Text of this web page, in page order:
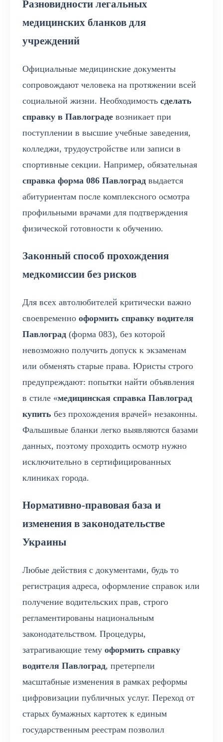
Разновидности легальных
медицинских бланков для
учреждений
Официальные медицинские документы
сопровождают человека на протяжении всей
социальной жизни. Необходимость сделать
справку в Павлограде возникает при
поступлении в высшие учебные заведения,
колледжи, трудоустройстве или записи в
спортивные секции. Например, обязательная
справка форма 086 Павлоград выдается
абитуриентам после комплексного осмотра
профильными врачами для подтверждения
физической готовности к обучению.
Законный способ прохождения
медкомиссии без рисков
Для всех автолюбителей критически важно
своевременно оформить справку водителя
Павлоград (форма 083), без которой
невозможно получить допуск к экзаменам
или обменять старые права. Юристы строго
предупреждают: попытки найти объявления
в стиле «медицинская справка Павлоград
купить без прохождения врачей» незаконны.
Фальшивые бланки легко выявляются базами
данных, поэтому проходить осмотр нужно
исключительно в сертифицированных
клиниках города.
Нормативно-правовая база и
изменения в законодательстве
Украины
Любые действия с документами, будь то
регистрация адреса, оформление справок или
получение водительских прав, строго
регламентированы национальным
законодательством. Процедуры,
затрагивающие тему оформить справку
водителя Павлоград, претерпели
масштабные изменения в рамках реформы
цифровизации публичных услуг. Переход от
старых бумажных картотек к единым
государственным реестрам позволил